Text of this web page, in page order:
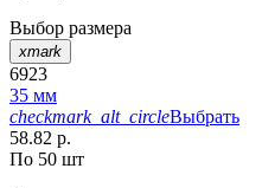
Выбор размера
xmark
6923
35 мм
checkmark_alt_circleВыбрать
58.82 р.
По 50 шт